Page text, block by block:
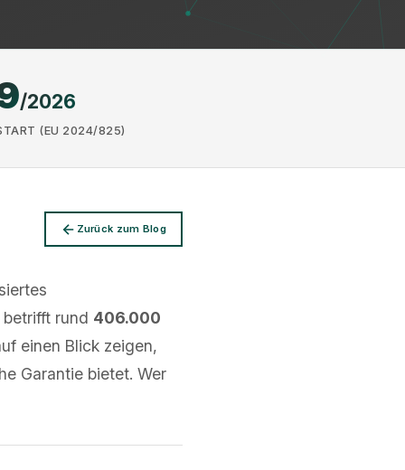
/2026
(EU 2024/825)
Zurück zum Blog
rund 406.000
einen Blick zeigen,
Garantie bietet. Wer